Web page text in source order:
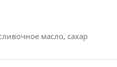
масло, сахар